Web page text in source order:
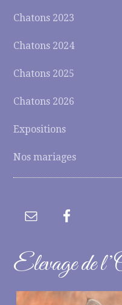
Chatons 2023
Chatons 2024
Chatons 2025
Chatons 2026
Expositions
Nos mariages
Elevage de